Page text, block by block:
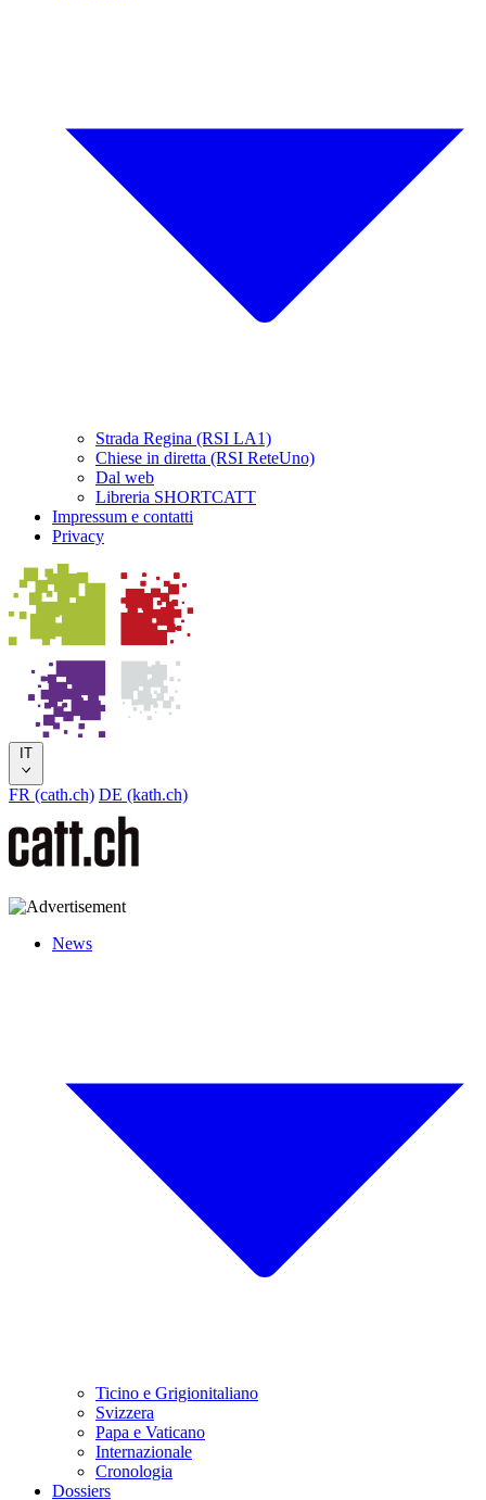
Strada Regina (RSI LA1)
Chiese in diretta (RSI ReteUno)
Dal web
Libreria SHORTCATT
Impressum e contatti
Privacy
IT
FR (cath.ch) DE (kath.ch)
News
Ticino e Grigionitaliano
Svizzera
Papa e Vaticano
Internazionale
Cronologia
Dossiers